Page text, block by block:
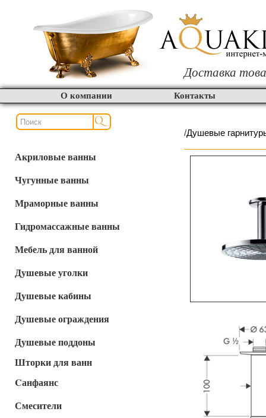
Доставка
О компании Контакты
Акриловые ванны
Чугунные ванны
Мраморные ванны
Гидромассажные ванны
Мебель для ванной
Душевые уголки
Душевые кабины
Душевые ограждения
Душевые поддоны
Шторки для ванн
Cанфаянс
Смесители
/Душевые